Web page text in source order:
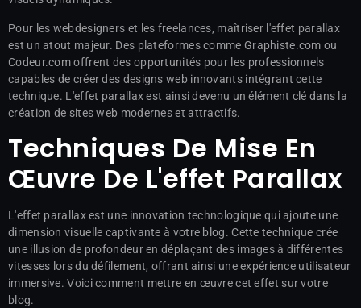
Pour les webdesigners et les freelances, maîtriser l'effet parallax
est un atout majeur. Des plateformes comme Graphiste.com ou
Codeur.com offrent des opportunités pour les professionnels
capables de créer des designs web innovants intégrant cette
technique. L'effet parallax est ainsi devenu un élément clé dans la
création de sites web modernes et attractifs.
Techniques De Mise En
Œuvre De L'effet Parallax
L'effet parallax est une innovation technologique qui ajoute une
dimension visuelle captivante à votre blog. Cette technique crée
une illusion de profondeur en déplaçant des images à différentes
vitesses lors du défilement, offrant ainsi une expérience utilisateur
immersive. Voici comment mettre en œuvre cet effet sur votre
blog.